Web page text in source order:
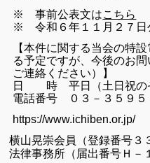
※ 事前公表文はこちら
※ 令和６年１１月２７日
【本件に関する当会の特
る予定ですが、今後のお
ご連絡ください）】
日 時 平日（土日祝のぞ
電話番号 ０３－３５９５
https://www.ichiben.or.jp/
横山晃崇会員（登録番号３
法律事務所（届出番号Ｈ－